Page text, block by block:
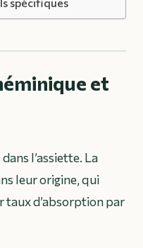
et
l’assiette. La
leur origine, qui
d’absorption par